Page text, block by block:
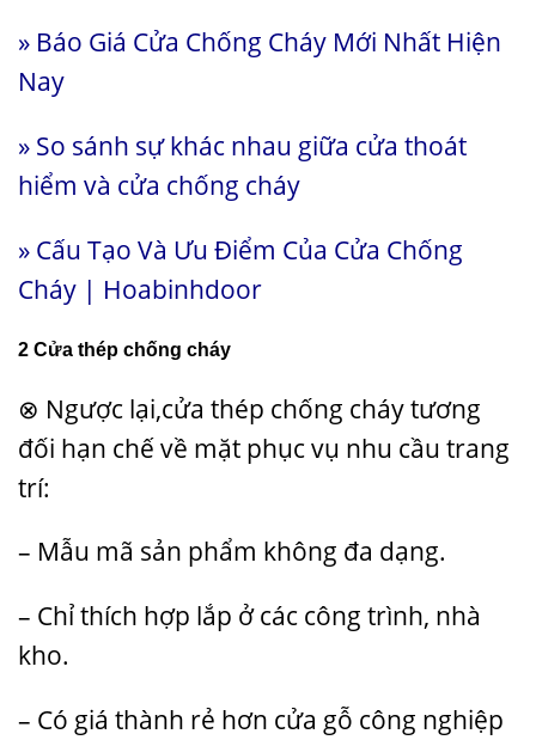
» Báo Giá Cửa Chống Cháy Mới Nhất Hiện
Nay
» So sánh sự khác nhau giữa cửa thoát
hiểm và cửa chống cháy
» Cấu Tạo Và Ưu Điểm Của Cửa Chống
Cháy | Hoabinhdoor
2 Cửa thép chống cháy
⊗ Ngược lại,cửa thép chống cháy tương
đối hạn chế về mặt phục vụ nhu cầu trang
trí:
– Mẫu mã sản phẩm không đa dạng.
– Chỉ thích hợp lắp ở các công trình, nhà
kho.
– Có giá thành rẻ hơn cửa gỗ công nghiệp